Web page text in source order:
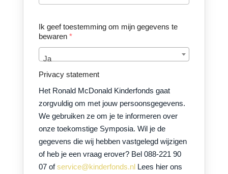
Ik geef toestemming om mijn gegevens te
bewaren *
Ja
Privacy statement
Het Ronald McDonald Kinderfonds gaat
zorgvuldig om met jouw persoonsgegevens.
We gebruiken ze om je te informeren over
onze toekomstige Symposia. Wil je de
gegevens die wij hebben vastgelegd wijzigen
of heb je een vraag erover? Bel 088-221 90
07 ofservice@kinderfonds.nlLees hier ons